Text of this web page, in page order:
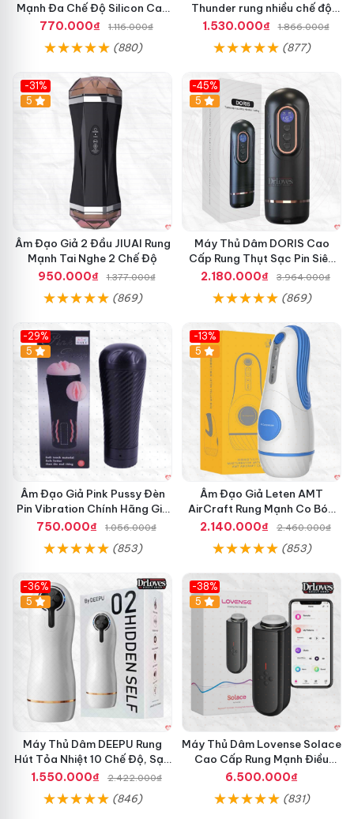
Mạnh Đa Chế Độ Silicon Cao
Cấp
770.000₫ 1.116.000₫
(880)
Thunder rung nhiều chế độ
app điều khiển tiện lợi
1.530.000₫ 1.866.000₫
(877)
-31%
5
Âm Đạo Giả 2 Đầu JIUAI Rung
Mạnh Tai Nghe 2 Chế Độ
950.000₫
1.377.000₫
(869)
-45%
Hot
5
Máy Thủ Dâm DORIS Cao
Cấp Rung Thụt Sạc Pin Siêu
Mềm
2.180.000₫ 3.964.000₫
(869)
-29%
5
Âm Đạo Giả Pink Pussy Đèn
Pin Vibration Chính Hãng Giá
Tốt
750.000₫ 1.056.000₫
(853)
-13%
5
Âm Đạo Giả Leten AMT
AirCraft Rung Mạnh Co Bóp
Massage Êm Ái
2.140.000₫ 2.460.000₫
(853)
-36%
Hot
5
Máy Thủ Dâm DEEPU Rung
Hút Tỏa Nhiệt 10 Chế Độ, Sạc
Pin
1.550.000₫ 2.422.000₫
(846)
-38%
Hot
5
Máy Thủ Dâm Lovense Solace
Cao Cấp Rung Mạnh Điều
Khiển App
6.500.000₫
(831)